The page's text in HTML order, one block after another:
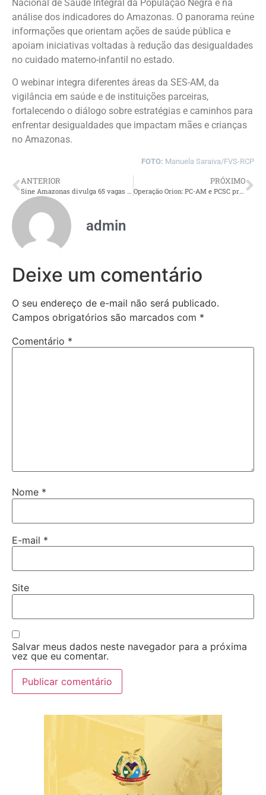
Nacional de Saúde Integral da População Negra e na
análise dos indicadores do Amazonas. O panorama reúne
informações que orientam ações de saúde pública e
apoiam iniciativas voltadas à redução das desigualdades
no cuidado materno-infantil no estado.
O webinar integra diferentes áreas da SES-AM, da
vigilância em saúde e de instituições parceiras,
fortalecendo o diálogo sobre estratégias e caminhos para
enfrentar desigualdades que impactam mães e crianças
no Amazonas.
FOTO: Manuela Saraiva/FVS-RCP
ANTERIOR
Sine Amazonas divulga 65 vagas de emprego para esta quarta-feira
PRÓXIMO
Operação Orion: PC-AM e PCSC prendem trio envolvido em morte de homem enquanto segurava o filho no colo
admin
Deixe um comentário
O seu endereço de e-mail não será publicado.
Campos obrigatórios são marcados com *
Comentário *
Nome *
E-mail *
Site
Salvar meus dados neste navegador para a próxima
vez que eu comentar.